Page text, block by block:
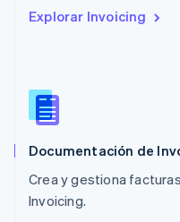
Explorar Invoicing
Documentación de
Crea y gestiona
Invoicing.
NederlandsEnglish
Português
RAE de Hong Kong,
Reino Unido
República Checa
English